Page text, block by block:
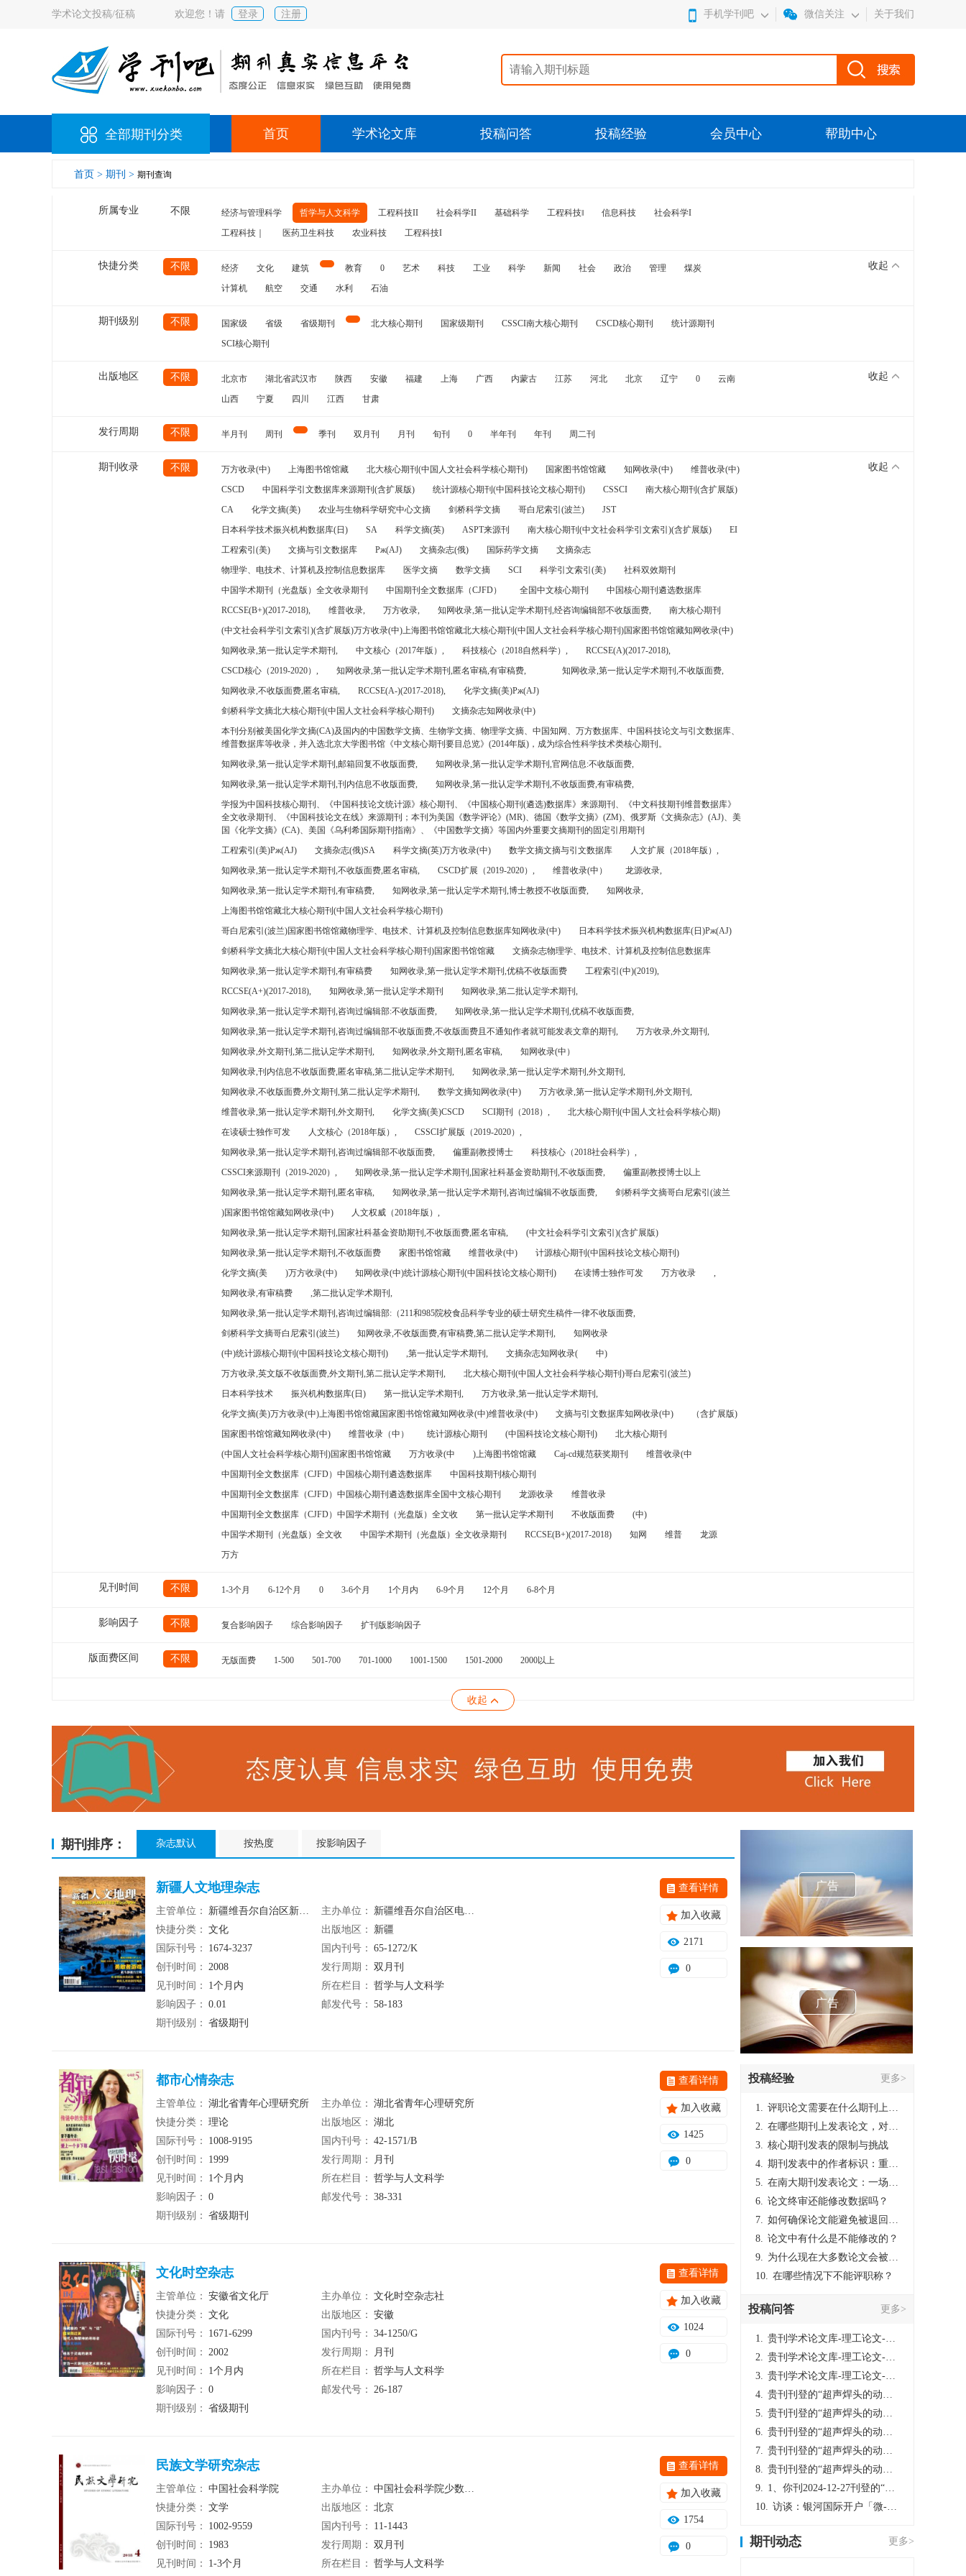
学术论文投稿/征稿 欢迎您！请 登录 注册 手机学刊吧 微信关注 关于我们
全部期刊分类 首页 学术论文库 投稿问答 投稿经验 会员中心 帮助中心
首页 > 期刊 > 期刊查询
所属专业 不限 经济与管理科学 哲学与人文科学 工程科技II 社会科学II 基础科学 工程科技‖ 信息科技
社会科学I
工程科技｜
医药卫生科技 农业科技 工程科技I
快捷分类 不限 经济 文化 建筑 教育 0 艺术 科技 工业 科学 新闻 社会 政治 管理
煤炭
计算机
航空 交通 水利 石油
收起
期刊级别 不限 国家级 省级 省级期刊 北大核心期刊 国家级期刊 CSSCI南大核心期刊 CSCD核心期刊
统计源期刊
SCI核心期刊
出版地区 不限 北京市 湖北省武汉市 陕西 安徽 福建 上海 广西 内蒙古 江苏 河北 北京 辽宁 0
云南
山西
宁夏 四川 江西 甘肃
收起
发行周期 不限 半月刊 周刊 季刊 双月刊 月刊 旬刊 0 半年刊 年刊 周二刊
期刊收录 不限 万方收录(中) 上海图书馆馆藏 北大核心期刊(中国人文社会科学核心期刊) 国家图书馆馆藏 知网收录(中)
维普收录(中)
CSCD
中国科学引文数据库来源期刊(含扩展版) 统计源核心期刊(中国科技论文核心期刊) CSSCI
南大核心期刊(含扩展版)
CA
化学文摘(美) 农业与生物科学研究中心文摘 剑桥科学文摘 哥白尼索引(波兰)
JST
日本科学技术振兴机构数据库(日)
SA 科学文摘(英) ASPT来源刊 南大核心期刊(中文社会科学引文索引)(含扩展版)
EI
工程索引(美)
文摘与引文数据库 Pж(AJ) 文摘杂志(俄) 国际药学文摘
文摘杂志
物理学、电技术、计算机及控制信息数据库
医学文摘 数学文摘 SCI 科学引文索引(美)
社科双效期刊
中国学术期刊（光盘版）全文收录期刊
中国期刊全文数据库（CJFD） 全国中文核心期刊
中国核心期刊遴选数据库
RCCSE(B+)(2017-2018),
维普收录, 万方收录, 知网收录,第一批认定学术期刊,经咨询编辑部不收版面费,
南大核心期刊
(中文社会科学引文索引)(含扩展版)万方收录(中)上海图书馆馆藏北大核心期刊(中国人文社会科学核心期刊)国家图书馆馆藏知网收录(中)
知网收录,第一批认定学术期刊,
中文核心（2017年版）, 科技核心（2018自然科学）,
RCCSE(A)(2017-2018),
CSCD核心（2019-2020）,
知网收录,第一批认定学术期刊,匿名审稿,有审稿费,
知网收录,第一批认定学术期刊,不收版面费,
知网收录,不收版面费,匿名审稿,
RCCSE(A-)(2017-2018),
化学文摘(美)Pж(AJ)
剑桥科学文摘北大核心期刊(中国人文社会科学核心期刊)
文摘杂志知网收录(中)
本刊分别被美国化学文摘(CA)及国内的中国数学文摘、生物学文摘、物理学文摘、中国知网、万方数据库、中国科技论文与引文数据库、
维普数据库等收录，并入选北京大学图书馆《中文核心期刊要目总览》(2014年版)，成为综合性科学技术类核心期刊。
知网收录,第一批认定学术期刊,邮箱回复不收版面费,
知网收录,第一批认定学术期刊,官网信息:不收版面费,
知网收录,第一批认定学术期刊,刊内信息不收版面费,
知网收录,第一批认定学术期刊,不收版面费,有审稿费,
学报为中国科技核心期刊、《中国科技论文统计源》核心期刊、《中国核心期刊(遴选)数据库》来源期刊、《中文科技期刊维普数据库》
全文收录期刊、《中国科技论文在线》来源期刊；本刊为美国《数学评论》(MR)、德国《数学文摘》(ZM)、俄罗斯《文摘杂志》(AJ)、美
国《化学文摘》(CA)、美国《乌利希国际期刊指南》、《中国数学文摘》等国内外重要文摘期刊的固定引用期刊
工程索引(美)Pж(AJ)
文摘杂志(俄)SA 科学文摘(英)万方收录(中) 数学文摘文摘与引文数据库
人文扩展（2018年版）,
知网收录,第一批认定学术期刊,不收版面费,匿名审稿,
CSCD扩展（2019-2020）, 维普收录(中）
龙源收录,
知网收录,第一批认定学术期刊,有审稿费,
知网收录,第一批认定学术期刊,博士教授不收版面费,
知网收录,
上海图书馆馆藏北大核心期刊(中国人文社会科学核心期刊)
哥白尼索引(波兰)国家图书馆馆藏物理学、电技术、计算机及控制信息数据库知网收录(中)
日本科学技术振兴机构数据库(日)Pж(AJ)
剑桥科学文摘北大核心期刊(中国人文社会科学核心期刊)国家图书馆馆藏
文摘杂志物理学、电技术、计算机及控制信息数据库
知网收录,第一批认定学术期刊,有审稿费
知网收录,第一批认定学术期刊,优稿不收版面费
工程索引(中)(2019),
RCCSE(A+)(2017-2018),
知网收录,第一批认定学术期刊
知网收录,第二批认定学术期刊,
知网收录,第一批认定学术期刊,咨询过编辑部:不收版面费,
知网收录,第一批认定学术期刊,优稿不收版面费,
知网收录,第一批认定学术期刊,咨询过编辑部不收版面费,不收版面费且不通知作者就可能发表文章的期刊,
万方收录,外文期刊,
知网收录,外文期刊,第二批认定学术期刊,
知网收录,外文期刊,匿名审稿,
知网收录(中）
知网收录,刊内信息不收版面费,匿名审稿,第二批认定学术期刊,
知网收录,第一批认定学术期刊,外文期刊,
知网收录,不收版面费,外文期刊,第二批认定学术期刊,
数学文摘知网收录(中)
万方收录,第一批认定学术期刊,外文期刊,
维普收录,第一批认定学术期刊,外文期刊,
化学文摘(美)CSCD SCI期刊（2018）,
北大核心期刊(中国人文社会科学核心期)
在读硕士独作可发
人文核心（2018年版）,
CSSCI扩展版（2019-2020）,
知网收录,第一批认定学术期刊,咨询过编辑部不收版面费,
偏重副教授博士
科技核心（2018社会科学）,
CSSCI来源期刊（2019-2020）,
知网收录,第一批认定学术期刊,国家社科基金资助期刊,不收版面费,
偏重副教授博士以上
知网收录,第一批认定学术期刊,匿名审稿,
知网收录,第一批认定学术期刊,咨询过编辑不收版面费,
剑桥科学文摘哥白尼索引(波兰
)国家图书馆馆藏知网收录(中)
人文权威（2018年版）,
知网收录,第一批认定学术期刊,国家社科基金资助期刊,不收版面费,匿名审稿,
(中文社会科学引文索引)(含扩展版)
知网收录,第一批认定学术期刊,不收版面费
家图书馆馆藏 维普收录(中)
计源核心期刊(中国科技论文核心期刊)
化学文摘(美
)万方收录(中) 知网收录(中)统计源核心期刊(中国科技论文核心期刊) 在读博士独作可发 万方收录
,
知网收录,有审稿费
,第二批认定学术期刊,
知网收录,第一批认定学术期刊,咨询过编辑部:（211和985院校食品科学专业的硕士研究生稿件一律不收版面费,
剑桥科学文摘哥白尼索引(波兰)
知网收录,不收版面费,有审稿费,第二批认定学术期刊,
知网收录
(中)统计源核心期刊(中国科技论文核心期刊)
,第一批认定学术期刊, 文摘杂志知网收录(
中)
万方收录,英文版不收版面费,外文期刊,第二批认定学术期刊,
北大核心期刊(中国人文社会科学核心期刊)哥白尼索引(波兰)
日本科学技术
振兴机构数据库(日) 第一批认定学术期刊,
万方收录,第一批认定学术期刊,
化学文摘(美)万方收录(中)上海图书馆馆藏国家图书馆馆藏知网收录(中)维普收录(中)
文摘与引文数据库知网收录(中)
（含扩展版)
国家图书馆馆藏知网收录(中)
维普收录（中） 统计源核心期刊 (中国科技论文核心期刊)
北大核心期刊
(中国人文社会科学核心期刊)国家图书馆馆藏
万方收录(中 )上海图书馆馆藏 Caj-cd规范获奖期刊
维普收录(中
中国期刊全文数据库（CJFD）中国核心期刊遴选数据库
中国科技期刊核心期刊
中国期刊全文数据库（CJFD）中国核心期刊遴选数据库全国中文核心期刊
龙源收录
维普收录
中国期刊全文数据库（CJFD）中国学术期刊（光盘版）全文收
第一批认定学术期刊 不收版面费
(中)
中国学术期刊（光盘版）全文收
中国学术期刊（光盘版）全文收录期刊 RCCSE(B+)(2017-2018) 知网 维普
龙源
万方
收起
见刊时间 不限 1-3个月 6-12个月 0 3-6个月 1个月内 6-9个月 12个月 6-8个月
影响因子 不限 复合影响因子 综合影响因子 扩刊版影响因子
版面费区间 不限 无版面费 1-500 501-700 701-1000 1001-1500 1501-2000 2000以上
收起
期刊排序： 杂志默认 按热度 按影响因子
新疆人文地理杂志
主管单位： 新疆维吾尔自治区新闻出版局 主办单位：
新疆维吾尔自治区电子音像出版社;新疆维吾尔自治区书报刊发展中心
快捷分类： 文化 出版地区：
新疆
国际刊号：
1674-3237 国内刊号： 65-1272/K
创刊时间： 2008 发行周期： 双月刊
见刊时间：
1个月内 所在栏目： 哲学与人文科学
影响因子： 0.01 邮发代号： 58-183
期刊级别： 省级期刊
查看详情
加入收藏
2171
0
都市心情杂志
主管单位： 湖北省青年心理研究所 主办单位： 湖北省青年心理研究所
快捷分类： 理论 出版地区： 湖北
国际刊号：
1008-9195 国内刊号： 42-1571/B
创刊时间：
1999 发行周期：
月刊
见刊时间：
1个月内 所在栏目： 哲学与人文科学
影响因子： 0 邮发代号： 38-331
期刊级别： 省级期刊
查看详情
加入收藏
1425
0
文化时空杂志
主管单位： 安徽省文化厅 主办单位： 文化时空杂志社
快捷分类： 文化 出版地区： 安徽
国际刊号：
1671-6299 国内刊号： 34-1250/G
创刊时间： 2002 发行周期：
月刊
见刊时间：
1个月内 所在栏目： 哲学与人文科学
影响因子： 0 邮发代号： 26-187
期刊级别： 省级期刊
查看详情
加入收藏
1024
0
民族文学研究杂志
主管单位： 中国社会科学院 主办单位： 中国社会科学院少数民族文学研究所
快捷分类： 文学 出版地区： 北京
国际刊号：
1002-9559 国内刊号：
11-1443
创刊时间：
1983 发行周期： 双月刊
见刊时间：
1-3个月 所在栏目： 哲学与人文科学
查看详情
加入收藏
1754
0
广告
广告
投稿经验 更多>
1. 评职论文需要在什么期刊上发表？
2. 在哪些期刊上发表论文，对考研有优势？
3. 核心期刊发表的限制与挑战
4. 期刊发表中的作者标识：重要性与实践
5. 在南大期刊发表论文：一场知识探索与学术成就的旅程
6. 论文终审还能修改数据吗？
7. 如何确保论文能避免被退回：关键条件与策略
8. 论文中有什么是不能修改的？
9. 为什么现在大多数论文会被评判为AI撰写？（深度剖析查重机制下的困境与出路）
10. 在哪些情况下不能评职称？
投稿问答 更多>
1. 贵刊学术论文库-理工论文-第16页刊登的“超声焊头的动力学分析与优化设计”，作者lizhiwei，时间2024-12-27，该论文由我本人在机电工程技术2024年第10期公开发表，lizhiwei并非本人，请将文章删除，消除影响，谢谢！
2. 贵刊学术论文库-理工论文-第16页刊登的“超声焊头的动力学分析与优化设计”，作者lizhiwei，时间2024-12-27，该论文由我本人在机电工程技术2024年第10期公开发表，lizhiwei并非本人，请将文章删除，消除影响，谢谢！
3. 贵刊学术论文库-理工论文-第16页刊登的“超声焊头的动力学分析与优化设计”，作者lizhiwei，时间2024-12-27，该论文由我本人在机电工程技术2024年第10期公开发表，lizhiwei并非本人，请将文章删除，消除影响，谢谢！
4. 贵刊刊登的“超声焊头的动力学分析与优化设计”，作者lizhiwei，时间2024-12-27，该论文由我本人在机电工程技术2024年第10期公开发表，lizhiwei并非本人，请将文章删除，消除影响，谢谢！
5. 贵刊刊登的“超声焊头的动力学分析与优化设计”，作者lizhiwei，时间2024-12-27，该论文由我本人在机电工程技术2024年第10期公开发表，lizhiwei并非本人，请将文章删除，消除影响，谢谢！
6. 贵刊刊登的“超声焊头的动力学分析与优化设计”，作者lizhiwei，时间2024-12-27，该论文由我本人在机电工程技术2024年第10期公开发表，lizhiwei并非本人，请将文章删除，消除影响，谢谢！
7. 贵刊刊登的“超声焊头的动力学分析与优化设计”，作者lizhiwei，时间2024-12-27，该论文由我本人在机电工程技术2024年第10期公开发表，lizhiwei并非本人，请将文章删除，消除影响，谢谢！
8. 贵刊刊登的“超声焊头的动力学分析与优化设计”，作者lizhiwei，时间2024-12-27，该论文由我本人在机电工程技术2024年第10期公开发表，lizhiwei并非本人，请将文章删除，消除影响，谢谢！
9. 1、你刊2024-12-27刊登的“超声焊头的动力学分析与优化设计论文”，是由我本人在“机电工程技术”，在2024年第10期公开发表的，而本刊转载“lizhiwei”非本人操作，请尽快将其删除，消除不良影响。
10. 访谈：银河国际开户「微-97905670-信」上分客服开户电话在线注册现场经理。机械文明荒野生存游戏《荒野起源》超新星测试将于12月18日上午10点正式开启!本次测试资格已陆续发放!各位拓荒者们准备好了么。
期刊动态 更多>